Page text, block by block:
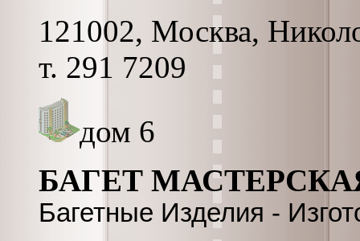
121002, Москва,
т. 291 7209
дом 6
БАГЕТ
Багетные Изделия -